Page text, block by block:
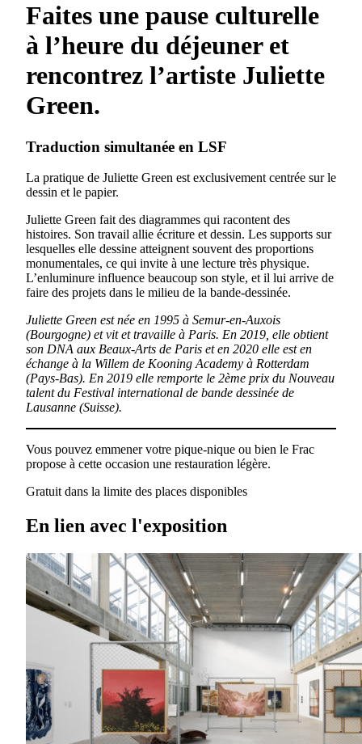
Faites une pause culturelle
à l’heure du déjeuner et
rencontrez l’artiste Juliette
Green.
Traduction simultanée en LSF
La pratique de Juliette Green est exclusivement centrée sur le
dessin et le papier.
Juliette Green fait des diagrammes qui racontent des
histoires. Son travail allie écriture et dessin. Les supports sur
lesquelles elle dessine atteignent souvent des proportions
monumentales, ce qui invite à une lecture très physique.
L’enluminure influence beaucoup son style, et il lui arrive de
faire des projets dans le milieu de la bande-dessinée.
Juliette Green est née en 1995 à Semur-en-Auxois
(Bourgogne) et vit et travaille à Paris. En 2019, elle obtient
son DNA aux Beaux-Arts de Paris et en 2020 elle est en
échange à la Willem de Kooning Academy à Rotterdam
(Pays-Bas). En 2019 elle remporte le 2ème prix du Nouveau
talent du Festival international de bande dessinée de
Lausanne (Suisse).
Vous pouvez emmener votre pique-nique ou bien le Frac
propose à cette occasion une restauration légère.
Gratuit dans la limite des places disponibles
En lien avec l'exposition